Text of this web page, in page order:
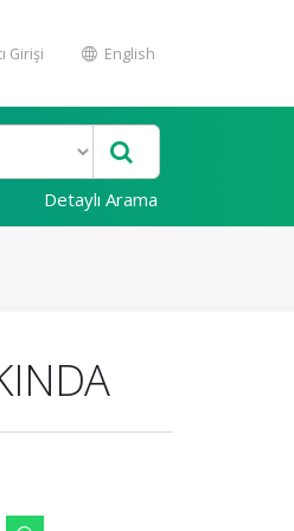
Girişi English
Detaylı Arama